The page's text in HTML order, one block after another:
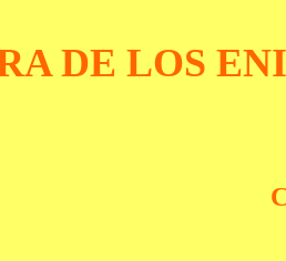
DE LOS